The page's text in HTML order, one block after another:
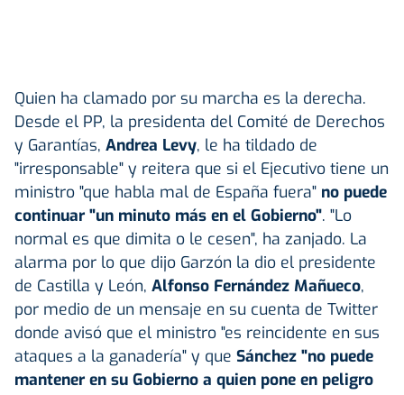
Quien ha clamado por su marcha es la derecha.
Desde el PP, la presidenta del Comité de Derechos
y Garantías, Andrea Levy, le ha tildado de
"irresponsable" y reitera que si el Ejecutivo tiene un
ministro "que habla mal de España fuera" no puede
continuar "un minuto más en el Gobierno". "Lo
normal es que dimita o le cesen", ha zanjado. La
alarma por lo que dijo Garzón la dio el presidente
de Castilla y León, Alfonso Fernández Mañueco,
por medio de un mensaje en su cuenta de Twitter
donde avisó que el ministro "es reincidente en sus
ataques a la ganadería" y que Sánchez "no puede
mantener en su Gobierno a quien pone en peligro